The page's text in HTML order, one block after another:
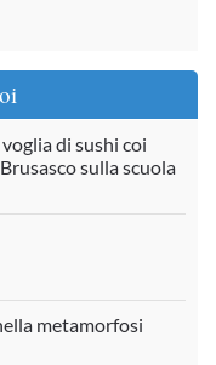
di sushi coi
sulla scuola
metamorfosi